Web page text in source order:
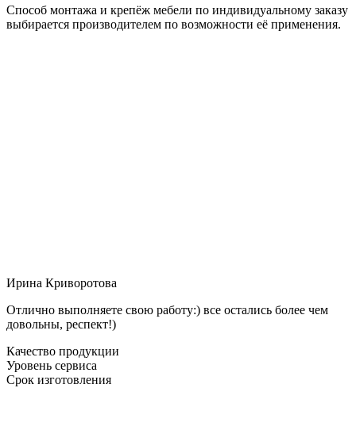
Способ монтажа и крепёж мебели по индивидуальному заказу
выбирается производителем по возможности её применения.
Ирина Криворотова
Отлично выполняете свою работу:) все остались более чем
довольны, респект!)
Качество продукции
Уровень сервиса
Срок изготовления